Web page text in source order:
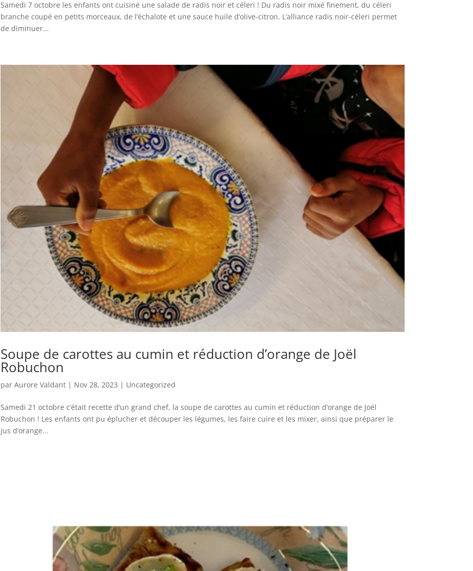
Samedi 7 octobre les enfants ont cuisiné une salade de radis noir et céleri ! Du radis noir mixé finement, du céleri
branche coupé en petits morceaux, de l’échalote et une sauce huile d’olive-citron. L’alliance radis noir-céleri permet
de diminuer...
Soupe de carottes au cumin et réduction d’orange de Joël
Robuchon
par Aurore Valdant| Nov 28, 2023 | Uncategorized
Samedi 21 octobre c’était recette d’un grand chef, la soupe de carottes au cumin et réduction d’orange de Joël
Robuchon ! Les enfants ont pu éplucher et découper les légumes, les faire cuire et les mixer, ainsi que préparer le
jus d’orange...